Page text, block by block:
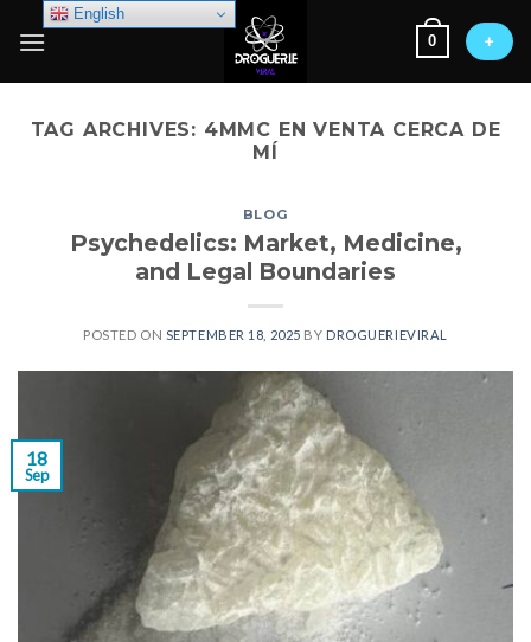
0 +
TAG ARCHIVES: 4MMC EN VENTA CERCA DE
MÍ
BLOG
Psychedelics: Market, Medicine,
and Legal Boundaries
POSTED ON SEPTEMBER 18, 2025 BY DROGUERIEVIRAL
18
Sep
English